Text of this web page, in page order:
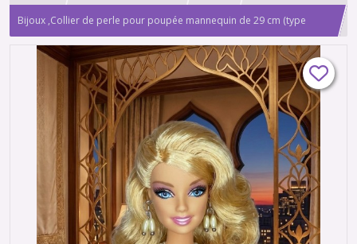
Bijoux ,Collier de perle pour poupée mannequin de 29 cm (type
Barbie) , boucles d'oreille assorties couleur vert d'eau Violette-